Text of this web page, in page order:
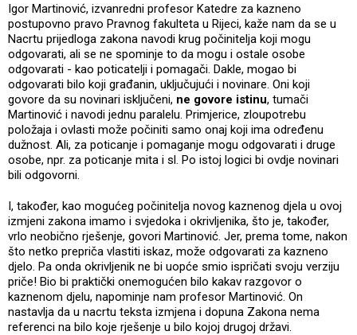
Igor Martinović, izvanredni profesor Katedre za kazneno
postupovno pravo Pravnog fakulteta u Rijeci, kaže nam da se u
Nacrtu prijedloga zakona navodi krug počinitelja koji mogu
odgovarati, ali se ne spominje to da mogu i ostale osobe
odgovarati - kao poticatelji i pomagači. Dakle, mogao bi
odgovarati bilo koji građanin, uključujući i novinare. Oni koji
govore da su novinari isključeni, ne govore istinu, tumači
Martinović i navodi jednu paralelu. Primjerice, zloupotrebu
položaja i ovlasti može počiniti samo onaj koji ima određenu
dužnost. Ali, za poticanje i pomaganje mogu odgovarati i druge
osobe, npr. za poticanje mita i sl. Po istoj logici bi ovdje novinari
bili odgovorni.
I, također, kao mogućeg počinitelja novog kaznenog djela u ovoj
izmjeni zakona imamo i svjedoka i okrivljenika, što je, također,
vrlo neobično rješenje, govori Martinović. Jer, prema tome, nakon
što netko prepriča vlastiti iskaz, može odgovarati za kazneno
djelo. Pa onda okrivljenik ne bi uopće smio ispričati svoju verziju
priče! Bio bi praktički onemogućen bilo kakav razgovor o
kaznenom djelu, napominje nam profesor Martinović. On
nastavlja da u nacrtu teksta izmjena i dopuna Zakona nema
referenci na bilo koje rješenje u bilo kojoj drugoj državi.